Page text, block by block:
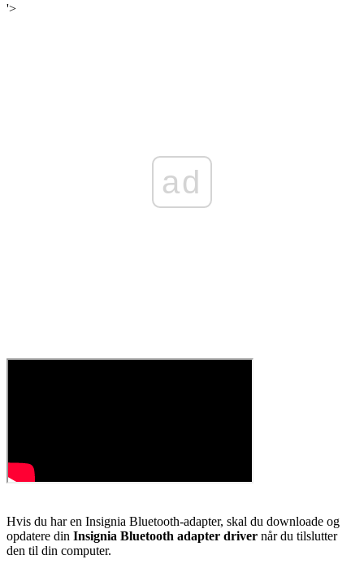
'>
ad
Hvis du har en Insignia Bluetooth-adapter, skal du downloade og
opdatere din Insignia Bluetooth adapter driver når du tilslutter
den til din computer.